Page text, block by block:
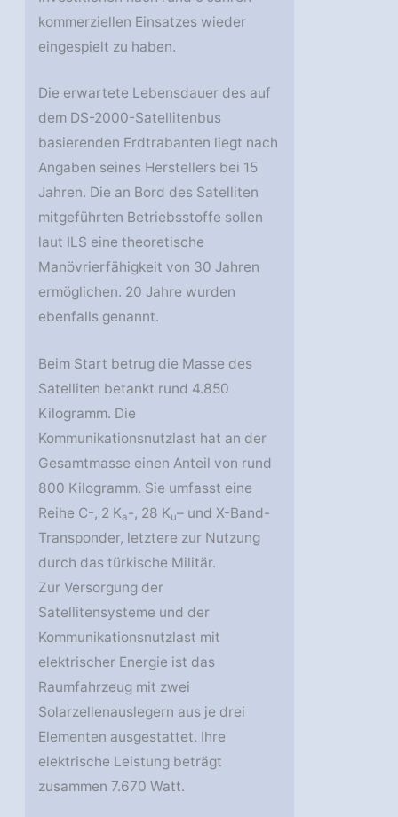
kommerziellen Einsatzes wieder
eingespielt zu haben.
Die erwartete Lebensdauer des auf
dem DS-2000-Satellitenbus
basierenden Erdtrabanten liegt nach
Angaben seines Herstellers bei 15
Jahren. Die an Bord des Satelliten
mitgeführten Betriebsstoffe sollen
laut ILS eine theoretische
Manövrierfähigkeit von 30 Jahren
ermöglichen. 20 Jahre wurden
ebenfalls genannt.
Beim Start betrug die Masse des
Satelliten betankt rund 4.850
Kilogramm. Die
Kommunikationsnutzlast hat an der
Gesamtmasse einen Anteil von rund
800 Kilogramm. Sie umfasst eine
Reihe C-, 2 Ka-, 28 Ku– und X-Band-
Transponder, letztere zur Nutzung
durch das türkische Militär.
Zur Versorgung der
Satellitensysteme und der
Kommunikationsnutzlast mit
elektrischer Energie ist das
Raumfahrzeug mit zwei
Solarzellenauslegern aus je drei
Elementen ausgestattet. Ihre
elektrische Leistung beträgt
zusammen 7.670 Watt.